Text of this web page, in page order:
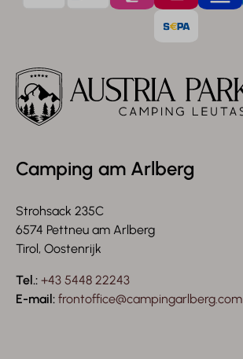
Camping am Arlberg
Strohsack 235C
6574 Pettneu am Arlberg
Tirol, Oostenrijk
Tel.: +43 5448 22243
E-mail: frontoffice@campingarlberg.com